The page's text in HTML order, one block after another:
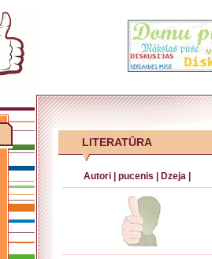
LITERATŪRA
Autori pucenis Dzeja